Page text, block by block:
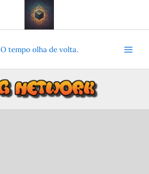
O tempo olha de volta.